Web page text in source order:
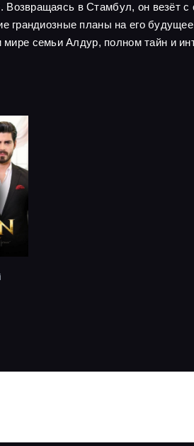
Возвращаясь в Стамбул, он везёт с
грандиозные планы на его
семьи Алдур, полном тайн и